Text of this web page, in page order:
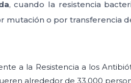
, cuando la resistencia
o por transferencia
a la Resistencia a los
alrededor de 33.000